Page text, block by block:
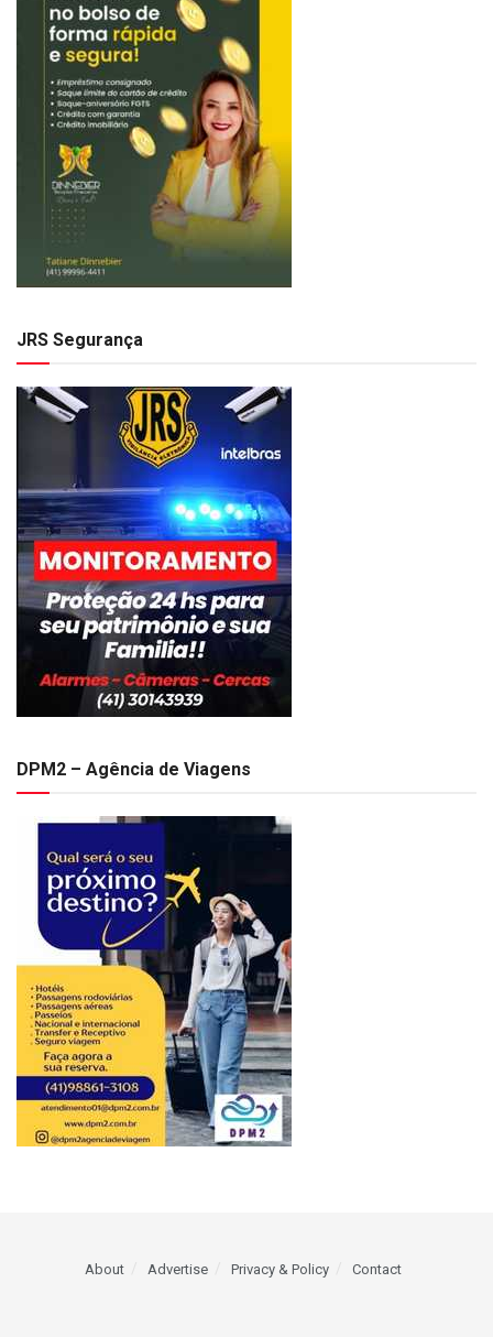
JRS Segurança
DPM2 – Agência de Viagens
About Advertise Privacy & Policy Contact